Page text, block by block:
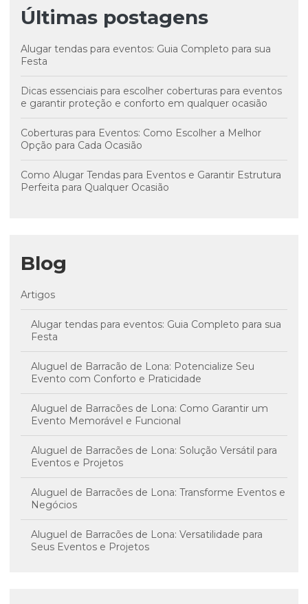
Últimas postagens
Alugar tendas para eventos: Guia Completo para sua
Festa
Dicas essenciais para escolher coberturas para eventos
e garantir proteção e conforto em qualquer ocasião
Coberturas para Eventos: Como Escolher a Melhor
Opção para Cada Ocasião
Como Alugar Tendas para Eventos e Garantir Estrutura
Perfeita para Qualquer Ocasião
Blog
Artigos
Alugar tendas para eventos: Guia Completo para sua
Festa
Aluguel de Barracão de Lona: Potencialize Seu
Evento com Conforto e Praticidade
Aluguel de Barracões de Lona: Como Garantir um
Evento Memorável e Funcional
Aluguel de Barracões de Lona: Solução Versátil para
Eventos e Projetos
Aluguel de Barracões de Lona: Transforme Eventos e
Negócios
Aluguel de Barracões de Lona: Versatilidade para
Seus Eventos e Projetos